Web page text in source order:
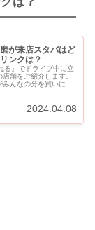
が来店スタバはど
ンクは？
る』でドライブ中に立
舗をご紹介します。
みんなの分を買いに行
2024.04.08